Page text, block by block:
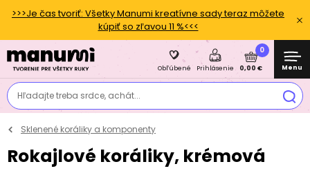
>>>Je čas tvoriť: Všetky Manumi kreatívne sady teraz môžete
kúpiť so zľavou 11 %<<<
Hľadajte treba srdce, achát...
Obľúbené Prihlásenie
0
0,00 € Menu
Sklenené koráliky a komponenty
Rokajlové koráliky, krémová